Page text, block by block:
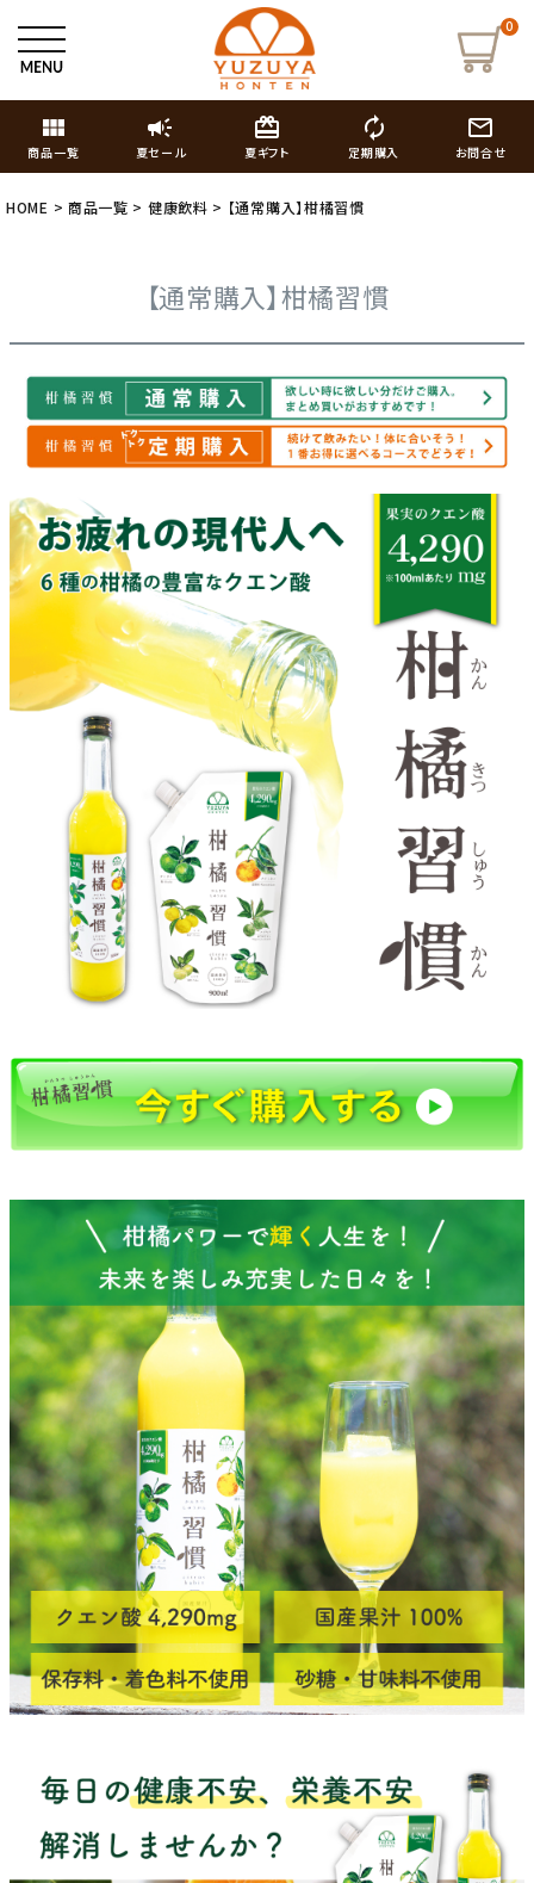
0
view_module
商品一覧
campaign
夏セール
card_giftcard
夏ギフト
autorenew
定期購入
mail_outline
お問合せ
HOME 商品一覧 健康飲料 【通常購入】柑橘習慣
【通常購入】柑橘習慣